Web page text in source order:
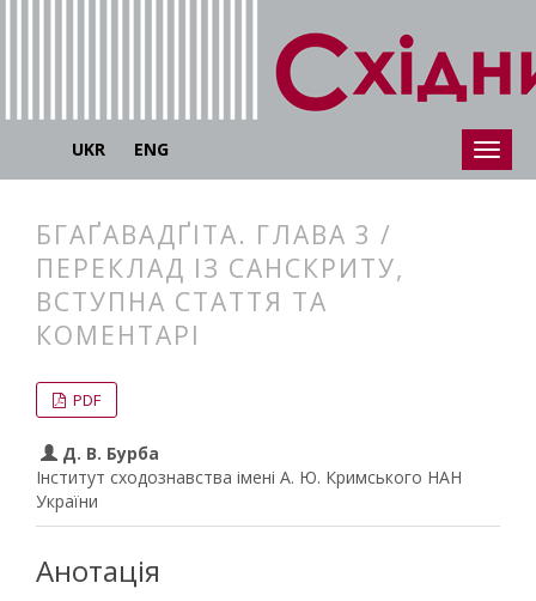
UKR ENG
БГАҐАВАДҐІТА. ГЛАВА 3 /
ПЕРЕКЛАД ІЗ САНСКРИТУ,
ВСТУПНА СТАТТЯ ТА
КОМЕНТАРІ
PDF
Д. В. Бурба
Інститут сходознавства імені А. Ю. Кримського НАН
України
Анотація